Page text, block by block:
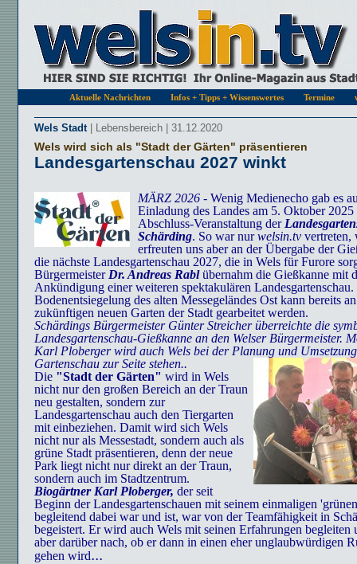
Aktuelle Nachrichten Infos + Tipps + Wissenswertes Termine
Wels Stadt| Lebensbereich | 31.12.2020
Wels wird sich als "Stadt der Gärten" präsentieren
Landesgartenschau 2027 winkt
MÄRZ 2026 - Wenig Medienecho gab es
Einladung des Landes am 5. Oktober 2025
Abschluss-Veranstaltung der
Schärding. So war nurwelsin.tv vertreten,
erfreuten uns aber an der Übergabe der
die nächste Landesgartenschau 2027, die in Wels für Furore
Bürgermeister Dr. Andreas Rablübernahm die Gießkanne mit
Ankündigung einer weiteren spektakulären
Bodenentsiegelung des alten Messegeländes Ost kann bereits
zukünftigen neuen Garten der Stadt gearbeitet werden.
Schärdings Bürgermeister Günter Streicher überreichte die
Landesgartenschau-Gießkanne an den Welser Bürgermeister.
Karl Ploberger wird auch Wels bei der Planung und
Gartenschau zur Seite stehen..
Die "Stadt der Gärten" wird in Wels
nicht nur den großen Bereich an der Traun
neu gestalten, sondern zur
Landesgartenschau auch den Tiergarten
mit einbeziehen. Damit wird sich Wels
nicht nur als Messestadt, sondern auch als
grüne Stadt präsentieren, denn der neue
Park liegt nicht nur direkt an der Traun,
sondern auch im Stadtzentrum.
Biogärtner Karl Ploberger, der seit
Beginn der Landesgartenschauen mit seinem einmaligen
begleitend dabei war und ist, war von der Teamfähigkeit in
begeistert. Er wird auch Wels mit seinen Erfahrungen begleiten
aber darüber nach, ob er dann in einen eher unglaubwürdigen
gehen wird...